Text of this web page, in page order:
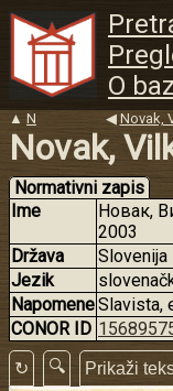
O
▲ N ◀ Novak,
Novak,
Normativni zapis
Ime
Новак,
2003
Država
Slovenija
Jezik
NapomeneSlavista,
CONOR ID